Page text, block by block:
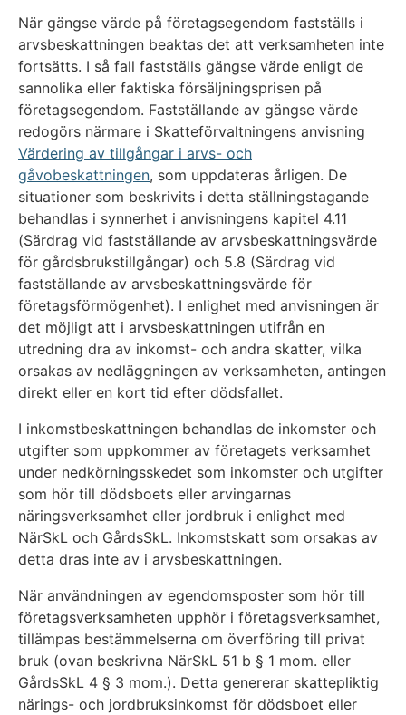
När gängse värde på företagsegendom fastställs i
arvsbeskattningen beaktas det att verksamheten inte
fortsätts. I så fall fastställs gängse värde enligt de
sannolika eller faktiska försäljningsprisen på
företagsegendom. Fastställande av gängse värde
redogörs närmare i Skatteförvaltningens anvisning
Värdering av tillgångar i arvs- och
gåvobeskattningen, som uppdateras årligen. De
situationer som beskrivits i detta ställningstagande
behandlas i synnerhet i anvisningens kapitel 4.11
(Särdrag vid fastställande av arvsbeskattningsvärde
för gårdsbrukstillgångar) och 5.8 (Särdrag vid
fastställande av arvsbeskattningsvärde för
företagsförmögenhet). I enlighet med anvisningen är
det möjligt att i arvsbeskattningen utifrån en
utredning dra av inkomst- och andra skatter, vilka
orsakas av nedläggningen av verksamheten, antingen
direkt eller en kort tid efter dödsfallet.
I inkomstbeskattningen behandlas de inkomster och
utgifter som uppkommer av företagets verksamhet
under nedkörningsskedet som inkomster och utgifter
som hör till dödsboets eller arvingarnas
näringsverksamhet eller jordbruk i enlighet med
NärSkL och GårdsSkL. Inkomstskatt som orsakas av
detta dras inte av i arvsbeskattningen.
När användningen av egendomsposter som hör till
företagsverksamheten upphör i företagsverksamhet,
tillämpas bestämmelserna om överföring till privat
bruk (ovan beskrivna NärSkL 51 b § 1 mom. eller
GårdsSkL 4 § 3 mom.). Detta genererar skattepliktig
närings- och jordbruksinkomst för dödsboet eller